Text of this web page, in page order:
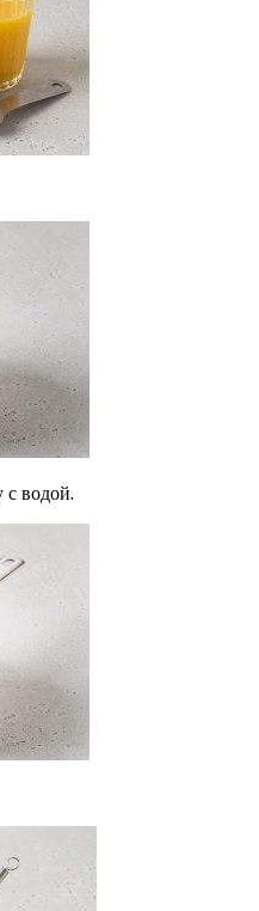
с водой.